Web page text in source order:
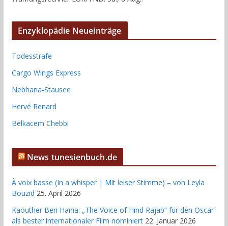
Enzyklopädie Neueinträge
Todesstrafe
Cargo Wings Express
Nebhana-Stausee
Hervé Renard
Belkacem Chebbi
News tunesienbuch.de
À voix basse (In a whisper | Mit leiser Stimme) – von Leyla
Bouzid 25. April 2026
Kaouther Ben Hania: „The Voice of Hind Rajab“ für den Oscar
als bester internationaler Film nominiert 22. Januar 2026